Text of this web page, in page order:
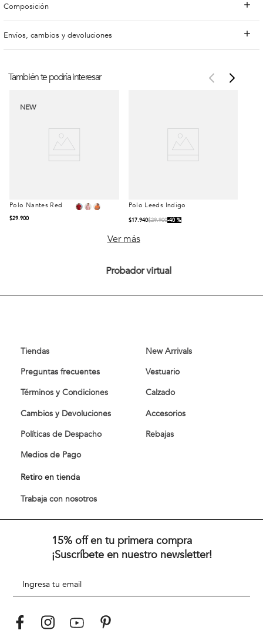
Composición
Envíos, cambios y devoluciones
También te podría interesar
NEW
Polo Nantes Red
$29.900
Polo Leeds Indigo
$17.940$29.900 40 %
Ver más
Probador virtual
Tiendas
Preguntas frecuentes
Términos y Condiciones
Cambios y Devoluciones
Políticas de Despacho
Medios de Pago
Retiro en tienda
Trabaja con nosotros
New Arrivals
Vestuario
Calzado
Accesorios
Rebajas
15% off en tu primera compra
¡Suscríbete en nuestro newsletter!